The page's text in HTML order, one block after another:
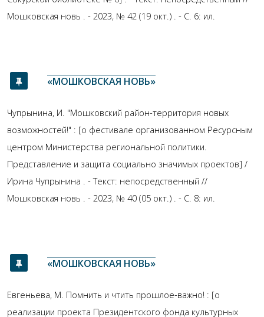
Мошковская новь . - 2023, № 42 (19 окт.) . - С. 6: ил.
«МОШКОВСКАЯ НОВЬ»
Чупрынина, И. "Мошковский район-территория новых
возможностей!" : [о фестивале организованном Ресурсным
центром Министерства региональной политики.
Представление и защита социально значимых проектов] /
Ирина Чупрынина . - Текст: непосредственный //
Мошковская новь . - 2023, № 40 (05 окт.) . - С. 8: ил.
«МОШКОВСКАЯ НОВЬ»
Евгеньева, М. Помнить и чтить прошлое-важно! : [о
реализации проекта Президентского фонда культурных